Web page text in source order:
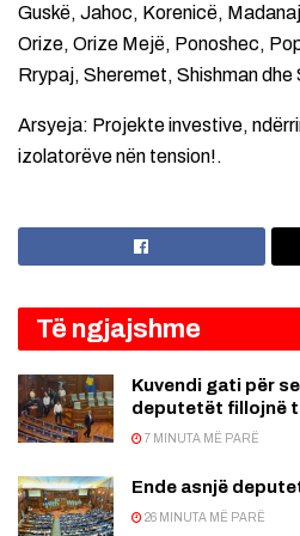
Guskë, Jahoc, Korenicë,
Orize, Orize Mejë, Ponoshec,
Rrypaj, Sheremet, Shishman dhe
Arsyeja: Projekte investive,
izolatorëve nën tension!.
Të ngjajshme
Kuvendi gati për
deputetët fillojnë
7 MINUTA MË PARË
Ende asnjë
26 MINUTA MË PARË